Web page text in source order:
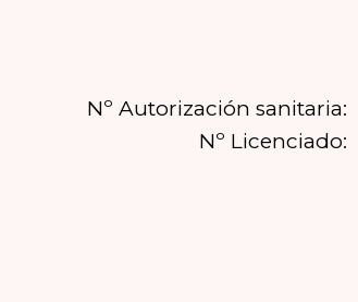
Nº Autorización sanitaria:
Nº Licenciado: